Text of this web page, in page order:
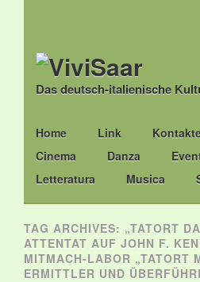
Das deutsch-italienische
Main menu
Skip
to
content
Home Link
Cinema
Danza
Letteratura
Musica
TAG ARCHIVES: „TATORT
ATTENTAT AUF JOHN F.
MITMACH-LABOR „TATORT
ERMITTLER UND